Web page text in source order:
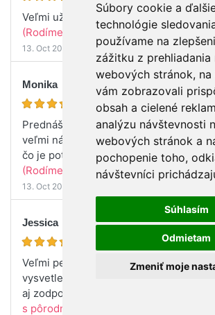
Súbory cookie a
technológie
používame na
zážitku z prehliadania
webových stránok,
vám zobrazovali
obsah a cielené
analýzu návštevnosti
webových stránok a
pochopenie toho,
návštevníci
Súhlasím
Odmietam
Zmeniť moje
Veľmi užitočné informácie. Skvelá
(Rodíme s pôrodnou asistentkou)
13. Oct 2025
Monika
Prednášky s pani pôrodnou asistentkou
veľmi nápomocné. Pútavo a k veci
čo je potrebné vedieť a zodpovie všetky
(Rodíme s pôrodnou asistentkou)
13. Oct 2025
Jessica
Veľmi pekne, zrozumiteľne, detailne
vysvetlené aj ukazané na pomôckach.
aj zodpovedanie všetkých našich
s pôrodnou asistentkou)